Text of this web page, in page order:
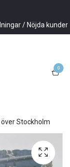
/ Nöjda kunder
0
Stockholm